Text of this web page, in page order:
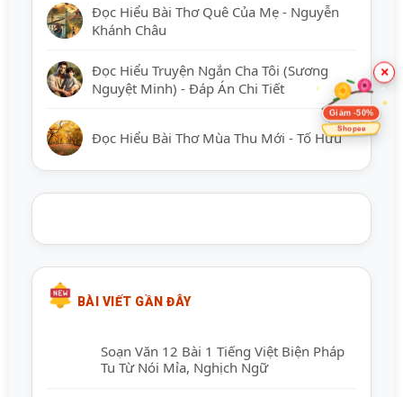
Đọc Hiểu Bài Thơ Quê Của Mẹ - Nguyễn
Khánh Châu
Đọc Hiểu Truyện Ngắn Cha Tôi (Sương
Nguyệt Minh) - Đáp Án Chi Tiết
Đọc Hiểu Bài Thơ Mùa Thu Mới - Tố Hữu
BÀI VIẾT GẦN ĐÂY
Soạn Văn 12 Bài 1 Tiếng Việt Biện Pháp
Tu Từ Nói Mỉa, Nghịch Ngữ
×
Giảm -50%
Shopee